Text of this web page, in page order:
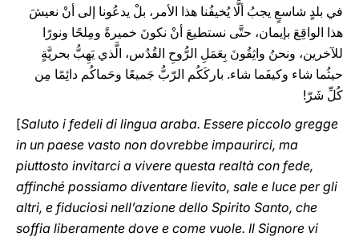
في بلدٍ شاسعٍ يجبُ ألَّا يُخيفُنا هذا الأمر، بلْ يدعُونا إلى أنْ نعيشَ
هذا الواقِعَ بإيمان، حتَّى نستطيعَ أنْ نكونَ خميرةً ومِلحًا ونورًا
للآخرين، ونحنُ واثِقُونَ بِعَمَلِ الرُّوحِ القُدُس، الَّذي يَهِبُّ بحريَّةٍ
حيثُما شاء وكيفَما شاء. باركَكُم الرّبُّ جَميعًا وحَماكُم دائِمًا مِن
كُلِّ شَرّ!
[Saluto i fedeli di lingua araba. Essere piccolo gregge
in un paese vasto non dovrebbe impaurirci, ma
piuttosto invitarci a vivere questa realtà con fede,
affinché possiamo diventare lievito, sale e luce per gli
altri, e fiduciosi nell’azione dello Spirito Santo, che
soffia liberamente dove e come vuole. Il Signore vi